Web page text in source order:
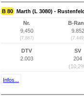
B 80 Marth (L 3080) -
Nr.
9.450
(7.887)
B-
9.852
DTV
2.003
SV
204
Infos...